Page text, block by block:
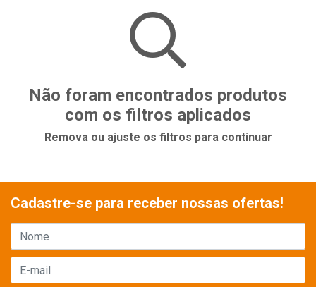
Não foram encontrados produtos
com os filtros aplicados
Remova ou ajuste os filtros para continuar
Cadastre-se para receber nossas ofertas!